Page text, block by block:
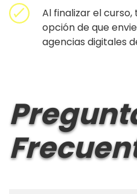
Al finalizar el
opción de que
agencias digitales